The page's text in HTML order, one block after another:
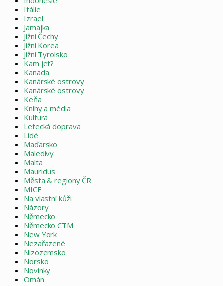
Itálie
Izrael
Jamajka
Jižní Čechy
Jižní Korea
Jižní Tyrolsko
Kam jet?
Kanada
Kanárské ostrovy
Kanárské ostrovy
Keňa
Knihy a média
Kultura
Letecká doprava
Lidé
Maďarsko
Maledivy
Malta
Mauricius
Města & regiony ČR
MICE
Na vlastní kůži
Názory
Německo
Německo CTM
New York
Nezařazené
Nizozemsko
Norsko
Novinky
Omán